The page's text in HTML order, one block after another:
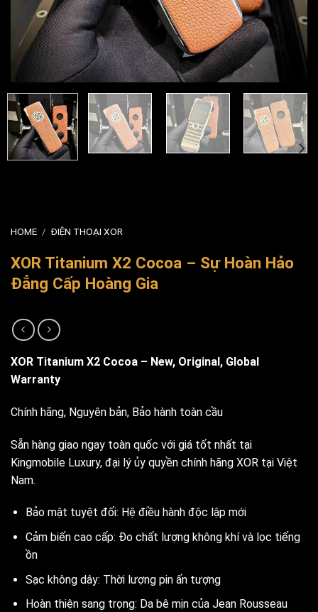
HOME / ĐIỆN THOẠI XOR
XOR Titanium X2 Cocoa – Sự Hoàn Hảo
Đẳng Cấp Hoàng Gia
XOR Titanium X2 Cocoa – New, Original, Global
Warranty
Chính hãng, Nguyên bản, Bảo hành toàn cầu
Sẵn hàng giao ngay toàn quốc với giá tốt nhất tại
Kingmobile Luxury, đại lý ủy quyền chính hãng XOR tại Việt
Nam.
Bảo mật tuyệt đối: Hệ điều hành độc lập mới
Cảm biến cao cấp: Đo chất lượng không khí và lọc tiếng
ồn
Sạc không dây: Thời lượng pin ấn tượng
Hoàn thiện sang trọng: Da bê mịn của Jean Rousseau